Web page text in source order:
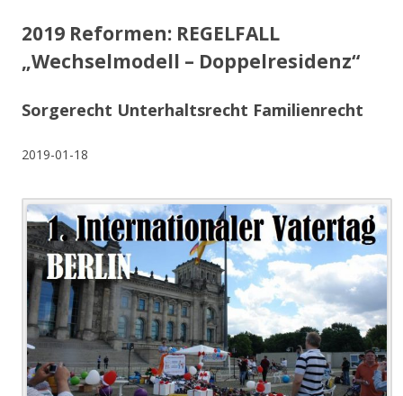
2019 Reformen: REGELFALL
„Wechselmodell – Doppelresidenz“
Sorgerecht Unterhaltsrecht Familienrecht
2019-01-18